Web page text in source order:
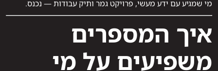
מי שמגיע עם ידע מעשי, פרויקט גמר ותיק עבודות — נכנס.
איך המספרים
משפיעים על מי